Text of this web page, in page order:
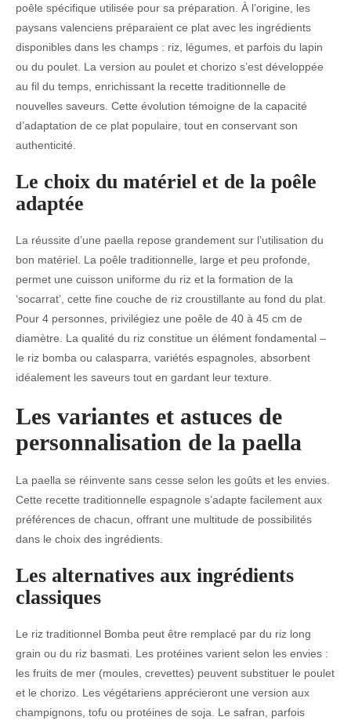
poêle spécifique utilisée pour sa préparation. À l’origine, les
paysans valenciens préparaient ce plat avec les ingrédients
disponibles dans les champs : riz, légumes, et parfois du lapin
ou du poulet. La version au poulet et chorizo s’est développée
au fil du temps, enrichissant la recette traditionnelle de
nouvelles saveurs. Cette évolution témoigne de la capacité
d’adaptation de ce plat populaire, tout en conservant son
authenticité.
Le choix du matériel et de la poêle
adaptée
La réussite d’une paella repose grandement sur l’utilisation du
bon matériel. La poêle traditionnelle, large et peu profonde,
permet une cuisson uniforme du riz et la formation de la
‘socarrat’, cette fine couche de riz croustillante au fond du plat.
Pour 4 personnes, privilégiez une poêle de 40 à 45 cm de
diamètre. La qualité du riz constitue un élément fondamental –
le riz bomba ou calasparra, variétés espagnoles, absorbent
idéalement les saveurs tout en gardant leur texture.
Les variantes et astuces de
personnalisation de la paella
La paella se réinvente sans cesse selon les goûts et les envies.
Cette recette traditionnelle espagnole s’adapte facilement aux
préférences de chacun, offrant une multitude de possibilités
dans le choix des ingrédients.
Les alternatives aux ingrédients
classiques
Le riz traditionnel Bomba peut être remplacé par du riz long
grain ou du riz basmati. Les protéines varient selon les envies :
les fruits de mer (moules, crevettes) peuvent substituer le poulet
et le chorizo. Les végétariens apprécieront une version aux
champignons, tofu ou protéines de soja. Le safran, parfois